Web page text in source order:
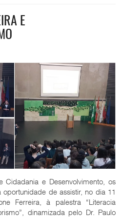
E
e Desenvolvimento, os
de assistir, no dia 11
Ferreira, à palestra “Literacia
dinamizada pelo Dr. Paulo